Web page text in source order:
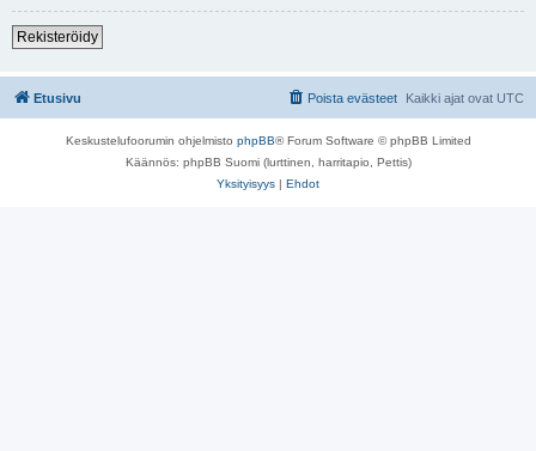
Rekisteröidy
Etusivu Kaikki ajat ovat UTC
Poista evästeet
Keskustelufoorumin ohjelmisto phpBB® Forum Software © phpBB Limited
Käännös: phpBB Suomi (lurttinen, harritapio, Pettis)
Yksityisyys | Ehdot